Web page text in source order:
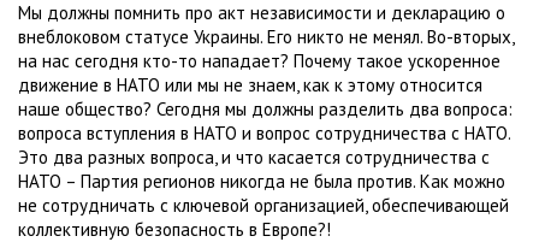
Мы должны помнить про акт независимости и декларацию о
внеблоковом статусе Украины. Его никто не менял. Во-вторых,
на нас сегодня кто-то нападает? Почему такое ускоренное
движение в НАТО или мы не знаем, как к этому относится
наше общество? Сегодня мы должны разделить два вопроса:
вопроса вступления в НАТО и вопрос сотрудничества с НАТО.
Это два разных вопроса, и что касается сотрудничества с
НАТО – Партия регионов никогда не была против. Как можно
не сотрудничать с ключевой организацией, обеспечивающей
коллективную безопасность в Европе?!